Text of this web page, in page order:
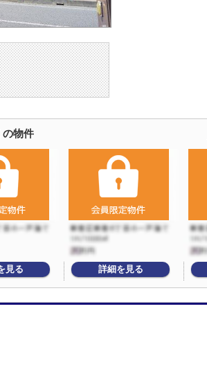
の物件
見る 詳細を見る